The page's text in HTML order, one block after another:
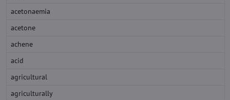
acetonaemia
acetone
achene
acid
agricultural
agriculturally